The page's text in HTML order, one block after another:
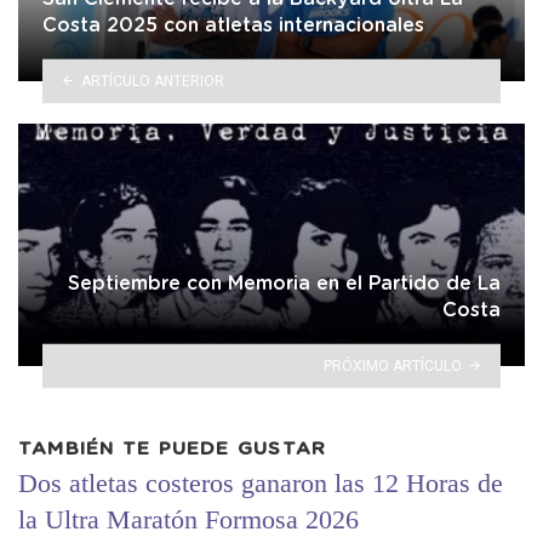
Costa 2025 con atletas internacionales
ARTÍCULO ANTERIOR
Septiembre con Memoria en el Partido de La
Costa
PRÓXIMO ARTÍCULO
TAMBIÉN TE PUEDE GUSTAR
Dos atletas costeros ganaron las 12 Horas de
la Ultra Maratón Formosa 2026